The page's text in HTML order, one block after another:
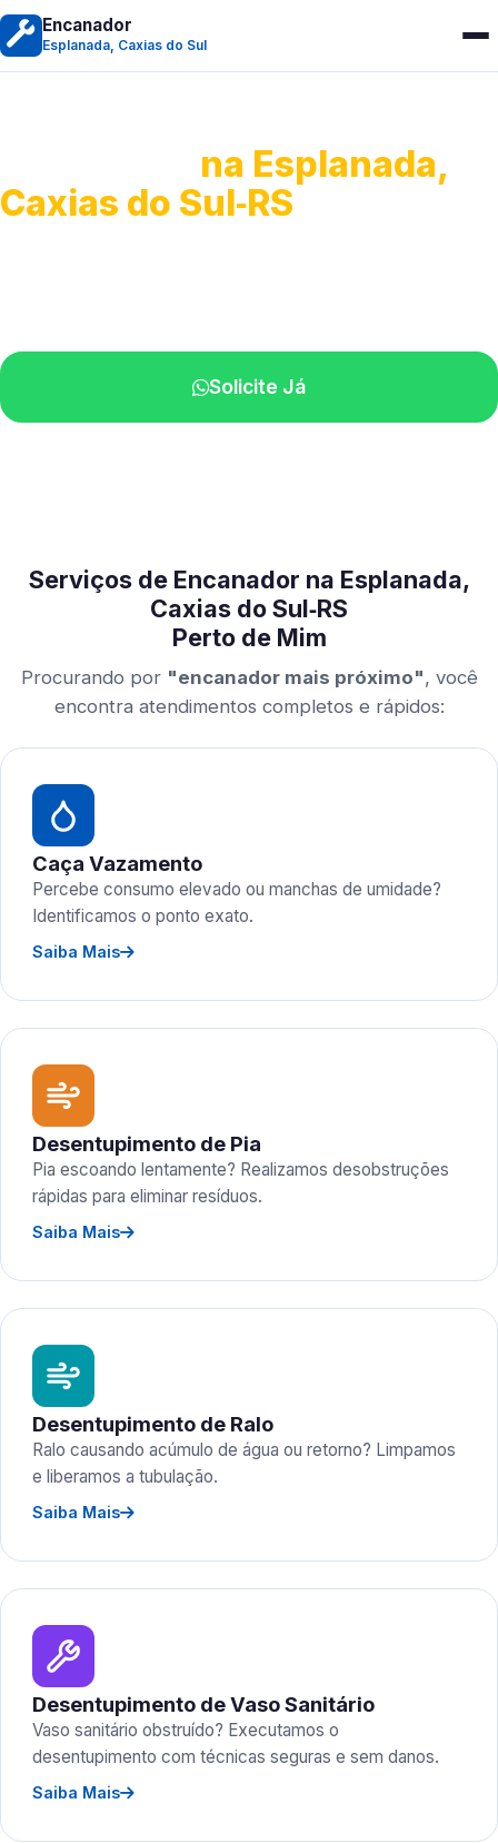
Encanador
Esplanada, Caxias do Sul
na Esplanada,
Caxias do Sul‑RS
Solicite Já
Serviços de Encanador na Esplanada,
Caxias do Sul‑RS
Perto de Mim
Procurando por "encanador mais próximo", você
encontra atendimentos completos e rápidos:
Caça Vazamento
Percebe consumo elevado ou manchas de umidade?
Identificamos o ponto exato.
Saiba Mais
Desentupimento de Pia
Pia escoando lentamente? Realizamos desobstruções
rápidas para eliminar resíduos.
Saiba Mais
Desentupimento de Ralo
Ralo causando acúmulo de água ou retorno? Limpamos
e liberamos a tubulação.
Saiba Mais
Desentupimento de Vaso Sanitário
Vaso sanitário obstruído? Executamos o
desentupimento com técnicas seguras e sem danos.
Saiba Mais